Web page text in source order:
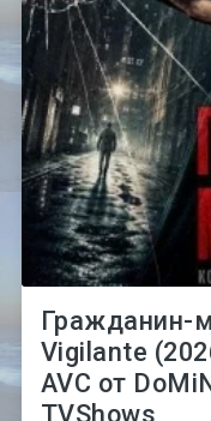
Гражданин-
Vigilante
AVC от
TVShows